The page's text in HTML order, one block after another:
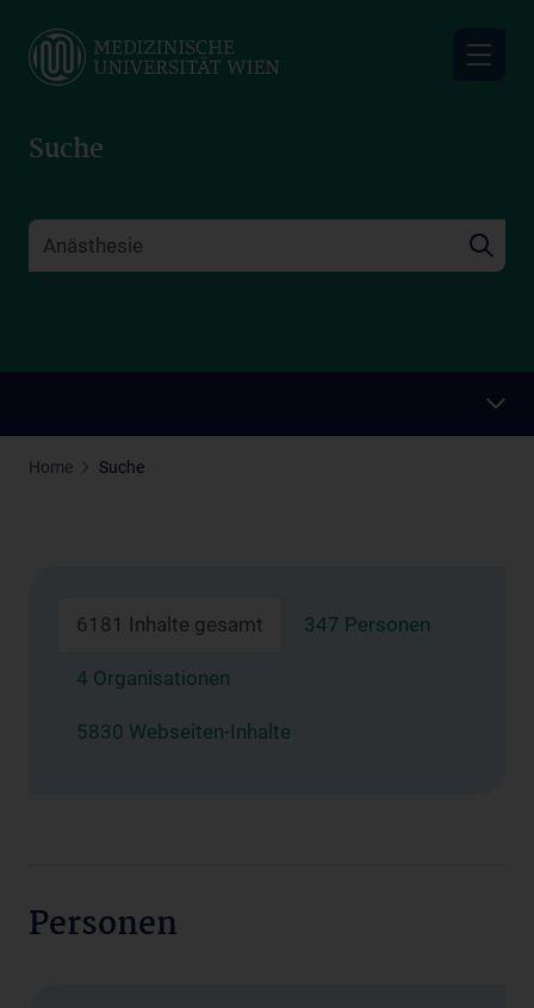
main
Suche
Home Suche
6181 Inhalte gesamt 347 Personen
4 Organisationen
5830 Webseiten-Inhalte
Personen